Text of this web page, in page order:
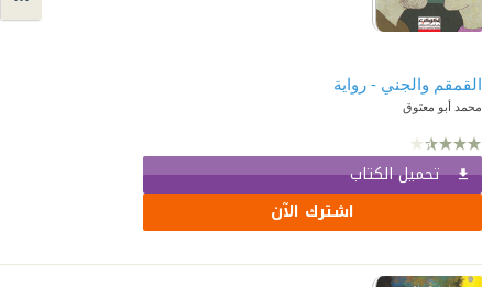
القمقم والجني - رواية
محمد أبو معتوق
تحميل الكتاب
اشترك الآن